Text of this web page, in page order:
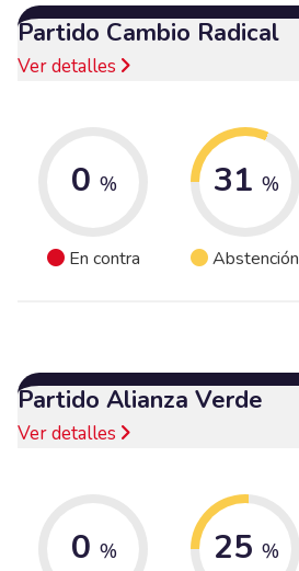
Partido Cambio Radical
Ver detalles
0 %
En contra
31 %
Abstención
Partido Alianza Verde
Ver detalles
0 % 25 %